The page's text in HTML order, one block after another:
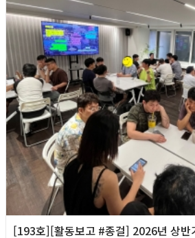
[193호][활동보고 #종걸] 2026년 상반